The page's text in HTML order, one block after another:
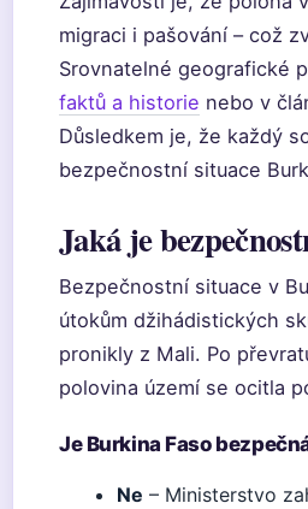
migraci i pašování – což
Srovnatelné geografické
faktů a historie nebo v
Důsledkem je, že každý
bezpečnostní situace
Jaká je
Bezpečnostní situace v
útokům džihádistických
pronikly z Mali. Po
polovina území se ocitla
Je Burkina Faso
Ne – Ministerstvo